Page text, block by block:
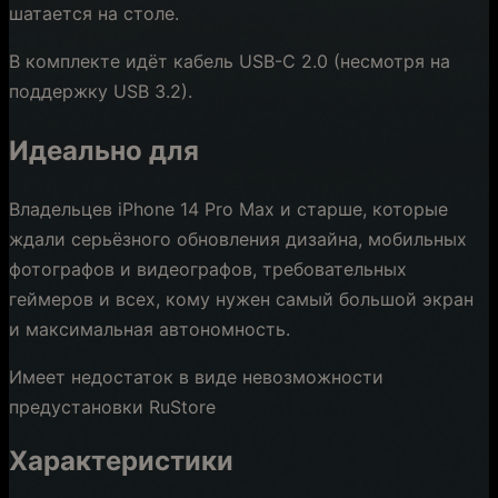
шатается на столе.
В комплекте идёт кабель USB-C 2.0 (несмотря на
поддержку USB 3.2).
Идеально для
Владельцев iPhone 14 Pro Max и старше, которые
ждали серьёзного обновления дизайна, мобильных
фотографов и видеографов, требовательных
геймеров и всех, кому нужен самый большой экран
и максимальная автономность.
Имеет недостаток в виде невозможности
предустановки RuStore
Характеристики